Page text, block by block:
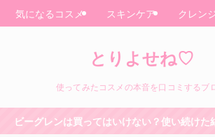
とりよせね♡
使ってみたコスメの本音を口コミするブ
気になるコスメ スキンケア クレン
ビーグレンは買ってはいけない？使い続けた